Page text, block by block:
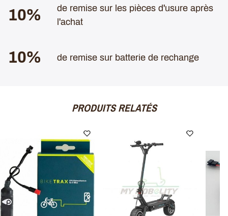
10%
de remise sur les pièces d'usure après
l'achat
10% de remise sur batterie de rechange
PRODUITS RELATÉS